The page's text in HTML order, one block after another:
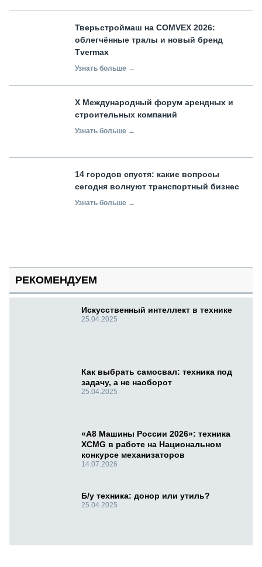
Тверьстроймаш на COMVEX 2026:
облегчённые тралы и новый бренд
Tvermax
Узнать больше →
X Международный форум арендных и
строительных компаний
Узнать больше →
14 городов спустя: какие вопросы
сегодня волнуют транспортный бизнес
Узнать больше →
РЕКОМЕНДУЕМ
Искусственный интеллект в технике
25.04.2025
Как выбрать самосвал: техника под
задачу, а не наоборот
25.04.2025
«А8 Машины России 2026»: техника
XCMG в работе на Национальном
конкурсе механизаторов
14.07.2026
Б/у техника: донор или утиль?
25.04.2025